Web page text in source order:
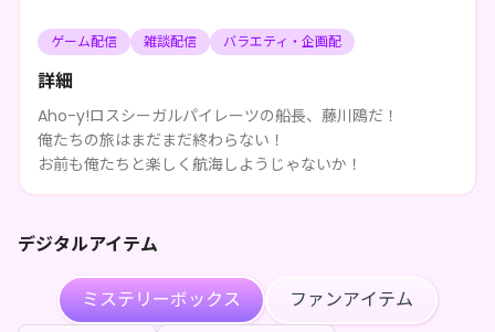
ゲーム配信 雑談配信 バラエティ・企画配
詳細
Aho-y!ロスシーガルパイレーツの船長、藤川鴎だ！
俺たちの旅はまだまだ終わらない！
お前も俺たちと楽しく航海しようじゃないか！
デジタルアイテム
ミステリーボックス ファンアイテム